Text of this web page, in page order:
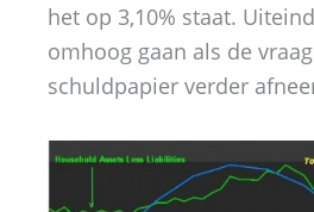
het op 3,10% staat.
omhoog gaan als de
schuldpapier verder